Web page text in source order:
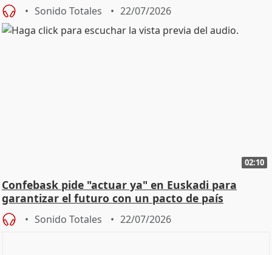
Sonido Totales 22/07/2026
02:10
Confebask pide "actuar ya" en Euskadi para
garantizar el futuro con un pacto de país
Sonido Totales 22/07/2026